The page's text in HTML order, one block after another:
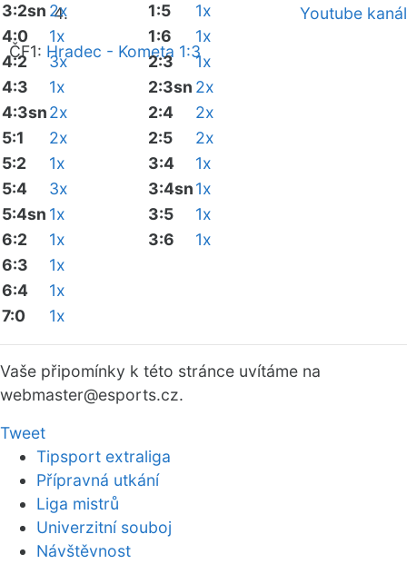
Youtube kanál
ČF1: Hradec - Kometa 1:3
3:2sn 2x
4:0
1x
4:2
3x
4:3
1x
4:3sn2x
5:1
2x
5:2
1x
5:4
3x
5:4sn 1x
6:2
1x
6:3
1x
6:4
1x
7:0
1x
1:5
1x
1:6
1x
2:3
1x
2:3sn 2x
2:4
2x
2:5
2x
3:4
1x
3:4sn1x
3:5
1x
3:6
1x
Vaše připomínky k této stránce uvítáme na
webmaster@esports.cz.
Tweet
Tipsport extraliga
Přípravná utkání
Liga mistrů
Univerzitní souboj
Návštěvnost